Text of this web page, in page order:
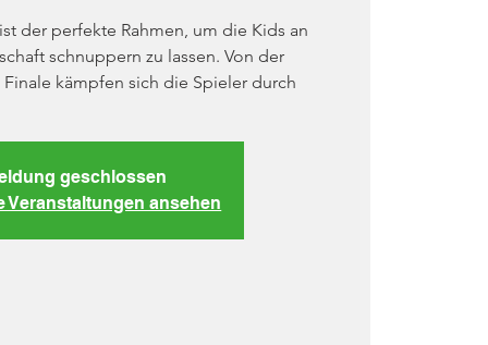
der perfekte Rahmen, um die Kids an
schnuppern zu lassen. Von der
kämpfen sich die Spieler durch
geschlossen
Veranstaltungen ansehen